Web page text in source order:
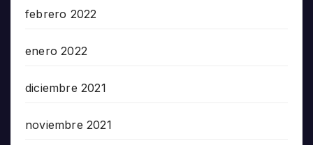
febrero 2022
enero 2022
diciembre 2021
noviembre 2021